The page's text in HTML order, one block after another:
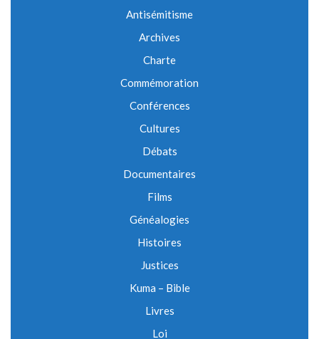
Antisémitisme
Archives
Charte
Commémoration
Conférences
Cultures
Débats
Documentaires
Films
Généalogies
Histoires
Justices
Kuma – Bible
Livres
Loi